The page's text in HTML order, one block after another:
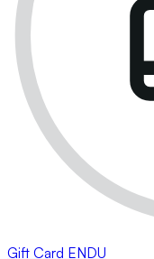
Gift Card ENDU